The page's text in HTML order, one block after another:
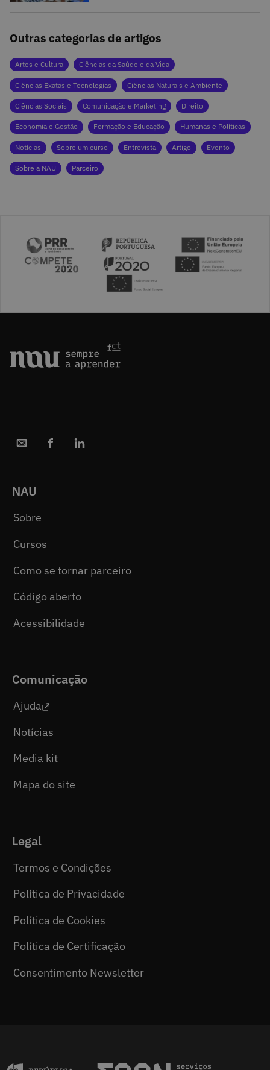
Outras categorias de artigos
Artes e Cultura Ciências da Saúde e da Vida
Ciências Exatas e Tecnologias Ciências Naturais e Ambiente
Ciências Sociais Comunicação e Marketing Direito
Economia e Gestão Formação e Educação Humanas e Políticas
Notícias Sobre um curso Entrevista Artigo Evento
Sobre a NAU Parceiro
NAU
Sobre
Cursos
Como se tornar parceiro
Código aberto
Acessibilidade
Comunicação
Ajuda
Notícias
Media kit
Mapa do site
Legal
Termos e Condições
Política de Privacidade
Política de Cookies
Política de Certificação
Consentimento Newsletter